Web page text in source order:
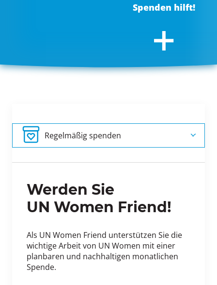
Ehrenamtliches
Engagement
Regelmäßig Spe
nden
Charity Armband
n spenden
Einmalig spende
n
Spendenprojekte
Spenden hilft!
Regelmäßig spenden
Werden Sie
UN Women Friend!
Als UN Women Friend unterstützen Sie die
wichtige Arbeit von UN Women mit einer
planbaren und nachhaltigen monatlichen
Spende.